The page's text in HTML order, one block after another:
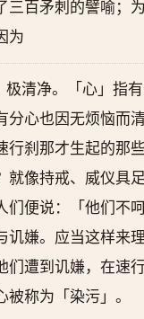
百矛刺的譬喻；
为
清净。「心」指
分心也因无烦恼而
刹那才生起的那
就像持戒、威仪具
便说：「他们不
讥嫌。应当这样来
们遭到讥嫌，在速
称为「染污」。